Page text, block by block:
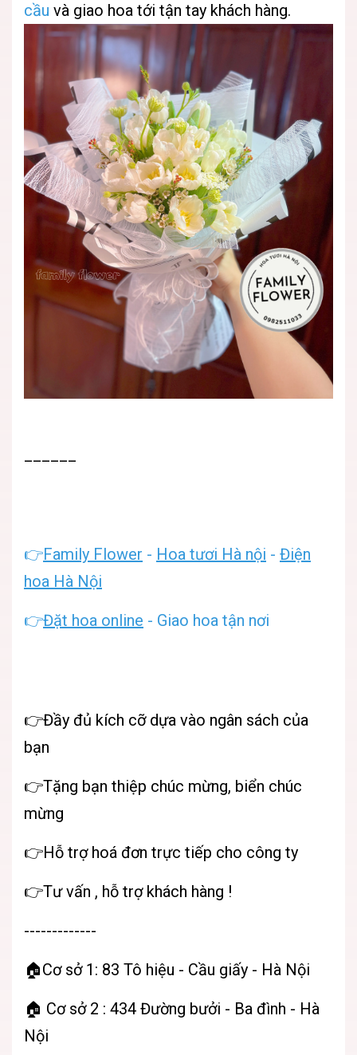
cầu và giao hoa tới tận tay khách hàng.
👉Family Flower - Hoa tươi Hà nội - Điện
hoa Hà Nội
👉Đặt hoa online - Giao hoa tận nơi
👉Đầy đủ kích cỡ dựa vào ngân sách của
bạn
👉Tặng bạn thiệp chúc mừng, biển chúc
mừng
👉Hỗ trợ hoá đơn trực tiếp cho công ty
👉Tư vấn , hỗ trợ khách hàng !
-------------
🏠Cơ sở 1: 83 Tô hiệu - Cầu giấy - Hà Nội
🏠 Cơ sở 2 : 434 Đường bưởi - Ba đình - Hà
Nội